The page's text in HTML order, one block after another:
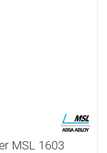
MSL 1603